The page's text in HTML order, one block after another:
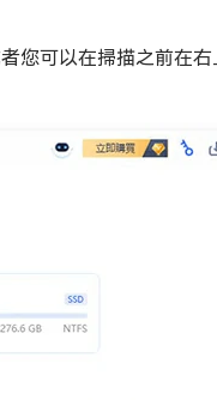
您可以在掃描之前在